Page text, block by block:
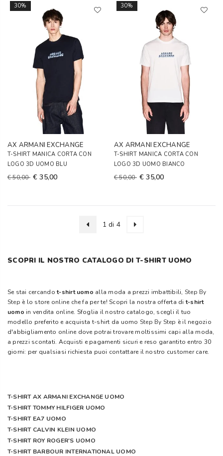
30%
AX ARMANI EXCHANGE
T-SHIRT MANICA CORTA CON
LOGO 3D UOMO BLU
€ 50,00 € 35,00
30%
AX ARMANI EXCHANGE
T-SHIRT MANICA CORTA CON
LOGO 3D UOMO BIANCO
€ 50,00 € 35,00
1 di 4
SCOPRI IL NOSTRO CATALOGO DI T-SHIRT UOMO
Se stai cercandot-shirt uomo alla moda a prezzi imbattibili, Step By
Step è lo store online che fa per te! Scopri la nostra offerta dit-shirt
uomo in vendita online. Sfoglia il nostro catalogo, scegli il tuo
modello preferito e acquista t-shirt da uomo Step By Step è il negozio
d'abbigliamento online dove potrai trovare moltissimi capi alla moda,
a prezzi scontati. Acquisti e pagamenti sicuri e reso garantito entro 30
giorni: per qualsiasi richiesta puoi contattare il nostro customer care.
T-SHIRT AX ARMANI EXCHANGE UOMO
T-SHIRT TOMMY HILFIGER UOMO
T-SHIRT EA7 UOMO
T-SHIRT CALVIN KLEIN UOMO
T-SHIRT ROY ROGER'S UOMO
T-SHIRT BARBOUR INTERNATIONAL UOMO